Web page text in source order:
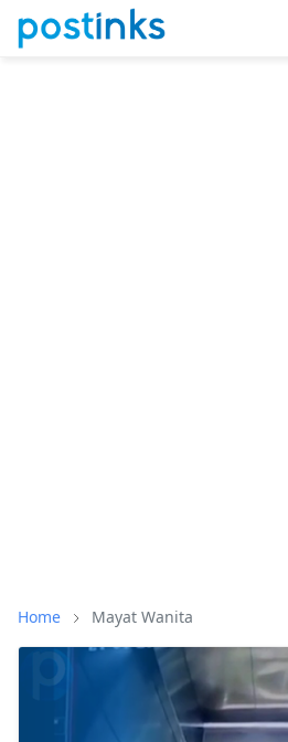
Home Mayat Wanita